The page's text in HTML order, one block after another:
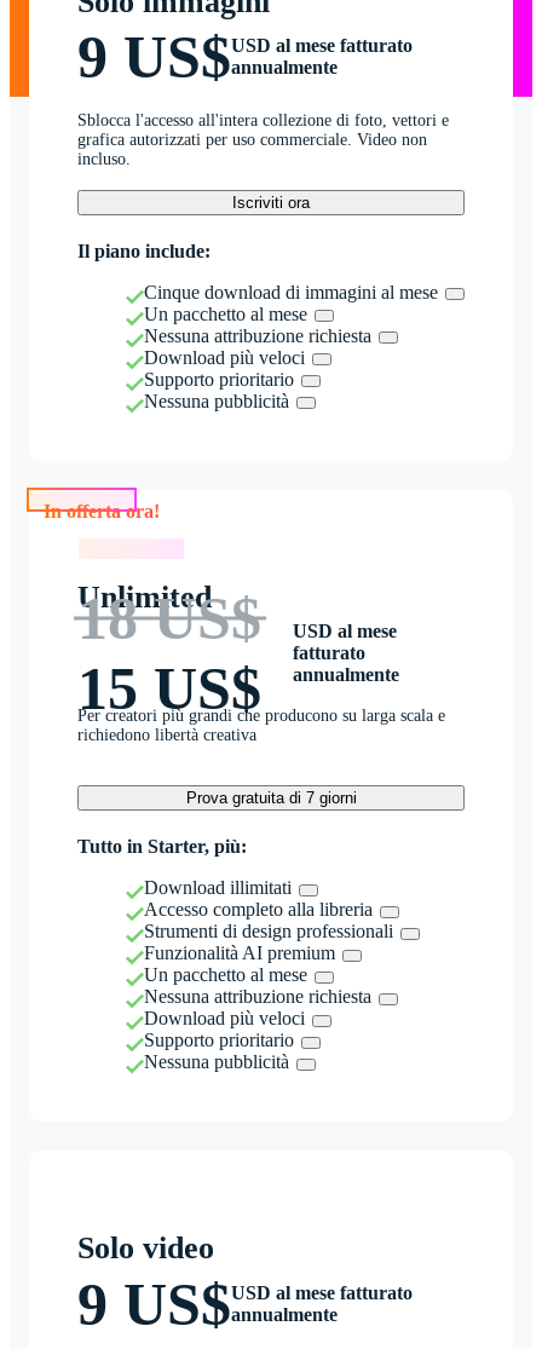
9 US$USD al mese fatturato
annualmente
Sblocca l'accesso all'intera collezione di foto, vettori e
grafica autorizzati per uso commerciale. Video non
incluso.
Iscriviti ora
Il piano include:
Cinque download di immagini al mese
Un pacchetto al mese
Nessuna attribuzione richiesta
Download più veloci
Supporto prioritario
Nessuna pubblicità
Unlimited
18 US$
15 US$
USD al mese
fatturato
annualmente
Per creatori più grandi che producono su larga scala e
richiedono libertà creativa
Prova gratuita di 7 giorni
Tutto in Starter, più:
Download illimitati
Accesso completo alla libreria
Strumenti di design professionali
Funzionalità AI premium
Un pacchetto al mese
Nessuna attribuzione richiesta
Download più veloci
Supporto prioritario
Nessuna pubblicità
Solo video
9 US$USD al mese fatturato
annualmente